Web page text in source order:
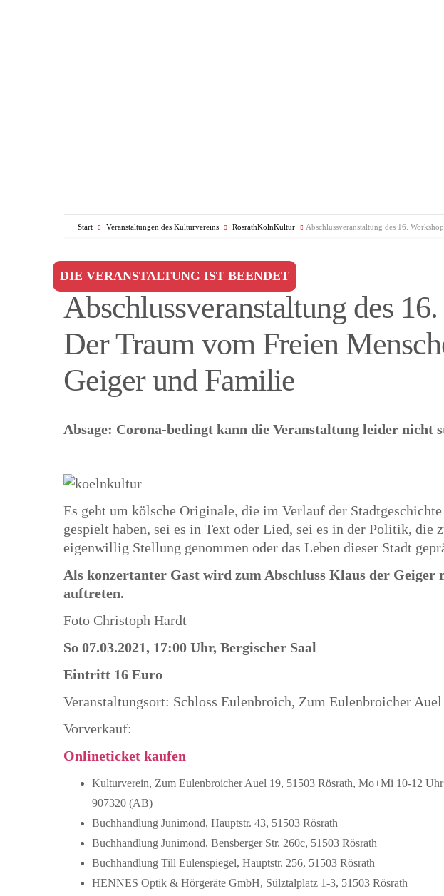
Start Veranstaltungen des Kulturvereins RösrathKölnKultur Abschlussveranstaltung des 16.
DIE VERANSTALTUNG IST BEENDET
Abschlussveranstaltung des
Der Traum vom Freien
Geiger und Familie
Absage: Corona-bedingt kann die Veranstaltung leider nicht
Es geht um kölsche Originale, die im Verlauf der
gespielt haben, sei es in Text oder Lied, sei es in der Politik, die
eigenwillig Stellung genommen oder das Leben dieser Stadt
Als konzertanter Gast wird zum Abschluss Klaus der Geiger
auftreten.
Foto Christoph Hardt
So 07.03.2021, 17:00 Uhr, Bergischer Saal
Eintritt 16 Euro
Veranstaltungsort: Schloss Eulenbroich, Zum Eulenbroicher
Vorverkauf:
Onlineticket kaufen
Kulturverein, Zum Eulenbroicher Auel 19, 51503 Rösrath, Mo+Mi 10-12
907320 (AB)
Buchhandlung Junimond, Hauptstr. 43, 51503 Rösrath
Buchhandlung Junimond, Bensberger Str. 260c, 51503 Rösrath
Buchhandlung Till Eulenspiegel, Hauptstr. 256, 51503 Rösrath
HENNES Optik & Hörgeräte GmbH, Sülztalplatz 1-3, 51503 Rösrath